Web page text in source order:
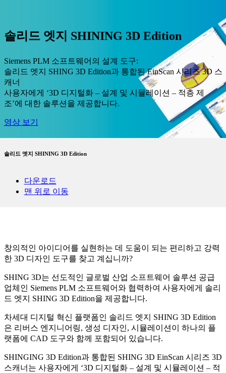
솔리드 엣지 SHINING 3D Edition
Siemens PLM 소프트웨어의 설계 도구:
솔리드 엣지 SHING 3D Edition과 통합된 EinScan 시리즈 3D 스
캐너
사용자에게 ‘3D 디지털화 – 설계 및 시뮬레이션 – 적층 제
조’에 대한 솔루션을 제공합니다.
영상 보기
솔리드 엣지 SHINING 3D Edition
다운로드
맨 위로 이동
창의적인 아이디어를 실현하는 데 도움이 되는 편리하고 강력
한 3D 디자인 도구를 찾고 계십니까?
SHING 3D는 선도적인 글로벌 산업 소프트웨어 솔루션 공급
업체인 Siemens PLM 소프트웨어와 협력하여 사용자에게 솔리
드 엣지 SHING 3D Edition을 제공합니다.
차세대 디지털 혁신 플랫폼인 솔리드 엣지 SHING 3D Edition
은 리버스 엔지니어링, 생성 디자인, 시뮬레이션이 하나의 플
랫폼에 CAD 도구와 함께 포함되어 있습니다.
SHINGING 3D Edition과 통합된 SHING 3D EinScan 시리즈 3D
스캐너는 사용자에게 ‘3D 디지털화 – 설계 및 시뮬레이션 – 적